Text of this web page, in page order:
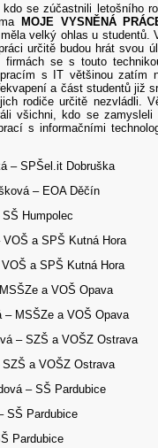
kdo se zúčastnili letošního
MOJE VYSNĚNÁ
velký ohlas u studentů.
určitě budou hrát svou
firmách se s touto
s IT většinou zatím
a část studentů již
rodiče určitě nezvládli.
všichni, kdo se
s informačními
– SPŠel.it Dobruška
– EOA Děčín
Humpolec
a SPŠ Kutná Hora
a SPŠ Kutná Hora
a VOŠ Opava
– MSŠZe a VOŠ Opava
– SZŠ a VOŠZ Ostrava
a VOŠZ Ostrava
– SŠ Pardubice
SŠ Pardubice
Pardubice